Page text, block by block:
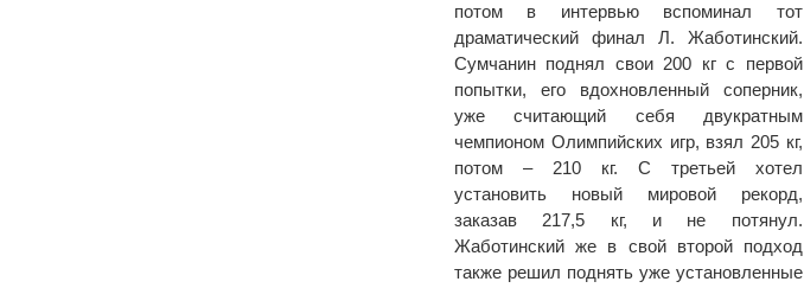
потом в интервью вспоминал тот
драматический финал Л. Жаботинский.
Сумчанин поднял свои 200 кг с первой
попытки, его вдохновленный соперник,
уже считающий себя двукратным
чемпионом Олимпийских игр, взял 205 кг,
потом – 210 кг. С третьей хотел
установить новый мировой рекорд,
заказав 217,5 кг, и не потянул.
Жаботинский же в свой второй подход
также решил поднять уже установленные